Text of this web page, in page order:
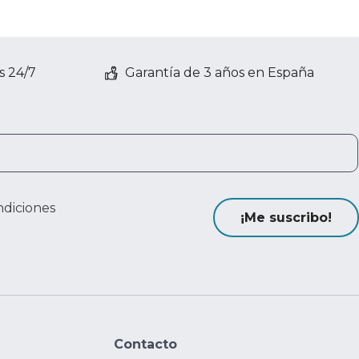
24/7 Garantía de 3 años en España
¡Me suscribo!
Contacto